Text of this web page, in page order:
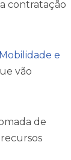
contratação
e
vão
de